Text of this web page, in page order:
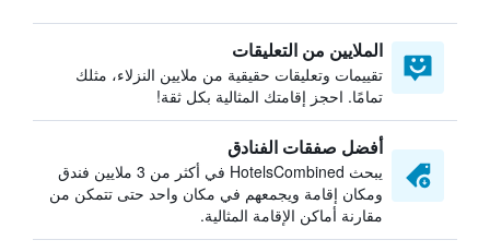
الملايين من التعليقات
تقييمات وتعليقات حقيقية من ملايين النزلاء، مثلك
تمامًا. احجز إقامتك المثالية بكل ثقة!
أفضل صفقات الفنادق
يبحث HotelsCombined في أكثر من 3 ملايين فندق
ومكان إقامة ويجمعهم في مكان واحد حتى تتمكن من
مقارنة أماكن الإقامة المثالية.